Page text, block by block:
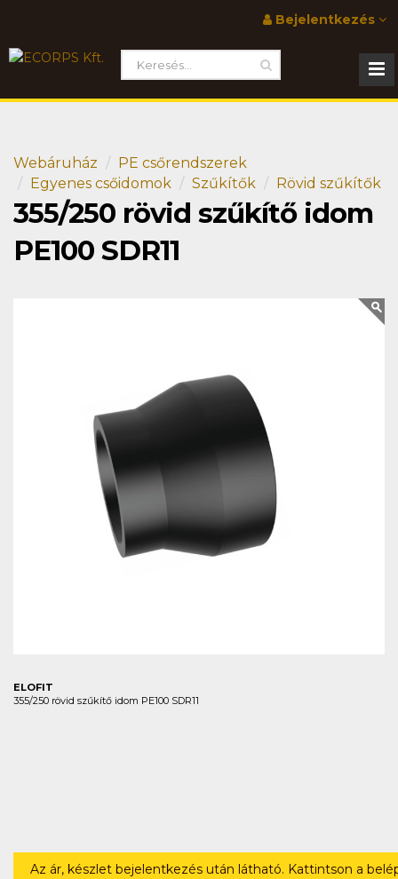
Bejelentkezés
Webáruház
PE csőrendszerek
Egyenes csőidomok
Szűkítők Rövid szűkítők
355/250 rövid szűkítő idom
PE100 SDR11
ELOFIT
355/250 rövid szűkítő idom PE100 SDR11
Az ár, készlet bejelentkezés után látható. Kattintson a